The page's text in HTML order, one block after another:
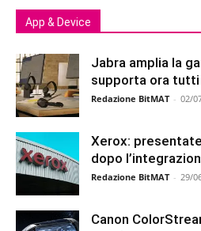
App & Device
Jabra amplia la
supporta ora
Redazione BitMAT - 02/
Xerox:
dopo
Redazione BitMAT - 29/
Canon